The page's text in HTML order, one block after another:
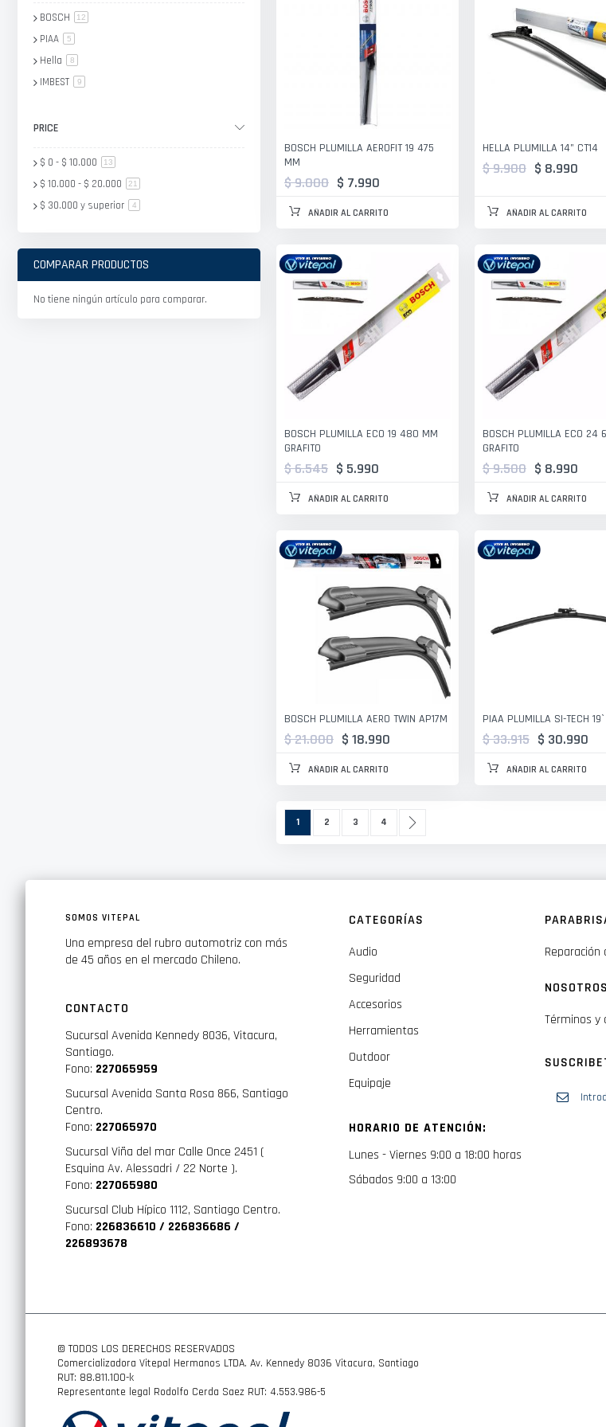
BOSCH PLUMILLA AEROFIT 19 475
MM
$ 7.990
$ 9.000
AÑADIR AL CARRITO
HELLA PLUMILLA 14" CT14
$ 8.990
$ 9.900
AÑADIR AL CARRITO
BOSCH PLUMILLA ECO 19 480 MM
GRAFITO
$ 5.990
$ 6.545
AÑADIR AL CARRITO
BOSCH PLUMILLA ECO 24
GRAFITO
$ 8.990
$ 9.500
AÑADIR AL CARRITO
BOSCH PLUMILLA AERO TWIN AP17M
$ 18.990
$ 21.000
AÑADIR AL CARRITO
PIAA PLUMILLA SI-TECH
$ 30.990
$ 33.915
AÑADIR AL CARRITO
Actualmente estás leyendo página
1 Página
2 Página
3 Página
4
BOSCH 12
PIAA 5artículo
Hella 8artículo
IMBEST 9artículo
PRICE
$ 0 - $ 10.000 13
$ 10.000 - $ 20.000 21
$ 30.000 y superior 4
COMPARAR PRODUCTOS
No tiene ningún artículo para comparar.
SOMOS VITEPAL
Una empresa del rubro automotriz con más
de 45 años en el mercado Chileno.
CONTACTO
Sucursal Avenida Kennedy 8036, Vitacura,
Santiago.
Fono: 227065959
Sucursal Avenida Santa Rosa 866, Santiago
Centro.
Fono: 227065970
Sucursal Viña del mar Calle Once 2451 (
Esquina Av. Alessadri / 22 Norte ).
Fono: 227065980
Sucursal Club Hípico 1112, Santiago Centro.
Fono: 226836610 / 226836686 /
226893678
CATEGORÍAS
Audio
Seguridad
Accesorios
Herramientas
Outdoor
Equipaje
HORARIO DE ATENCIÓN:
Lunes - Viernes 9:00 a 18:00 horas
Sábados 9:00 a 13:00
Reparación
NOSOTROS
Términos y
© TODOS LOS DERECHOS RESERVADOS
Comercializadora Vitepal Hermanos LTDA. Av. Kennedy 8036 Vitacura, Santiago
RUT: 88.811.100-k
Representante legal Rodolfo Cerda Saez RUT: 4.553.986-5